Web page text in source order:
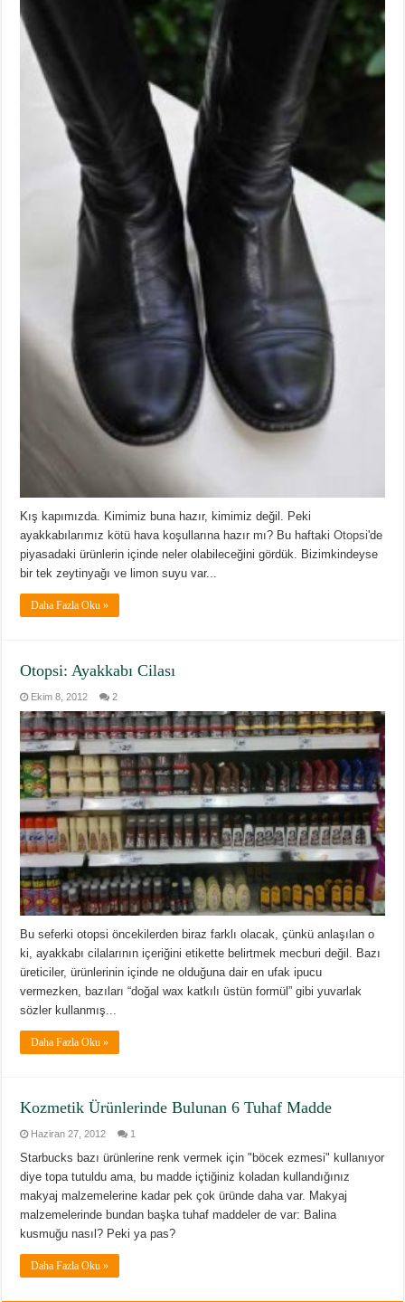
Kış kapımızda. Kimimiz buna hazır, kimimiz değil. Peki
ayakkabılarımız kötü hava koşullarına hazır mı? Bu haftakiOtopsi'de
piyasadaki ürünlerin içinde neler olabileceğini gördük. Bizimkindeyse
bir tek zeytinyağı ve limon suyu var...
Daha Fazla Oku »
Otopsi: Ayakkabı Cilası
Ekim 8, 2012 2
Bu seferki otopsi öncekilerden biraz farklı olacak, çünkü anlaşılan o
ki, ayakkabı cilalarının içeriğini etikette belirtmek mecburi değil. Bazı
üreticiler, ürünlerinin içinde ne olduğuna dair en ufak ipucu
vermezken, bazıları “doğal wax katkılı üstün formül” gibi yuvarlak
sözler kullanmış...
Daha Fazla Oku »
Kozmetik Ürünlerinde Bulunan 6 Tuhaf Madde
Haziran 27, 2012 1
Starbucks bazı ürünlerine renk vermek için "böcek ezmesi" kullanıyor
diye topa tutuldu ama, bu madde içtiğiniz koladan kullandığınız
makyaj malzemelerine kadar pek çok üründe daha var. Makyaj
malzemelerinde bundan başka tuhaf maddeler de var: Balina
kusmuğu nasıl? Peki ya pas?
Daha Fazla Oku »